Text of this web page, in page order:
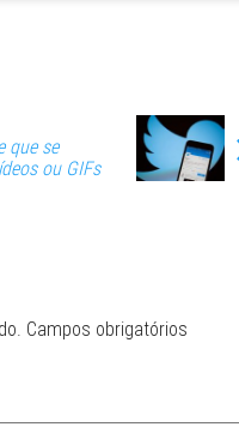
que se
ou GIFs
Campos obrigatórios